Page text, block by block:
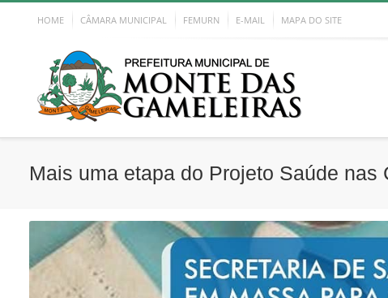
HOME CÂMARA MUNICIPAL FEMURN E-MAIL MAPA DO SITE
Mais uma etapa do Projeto Saúde nas